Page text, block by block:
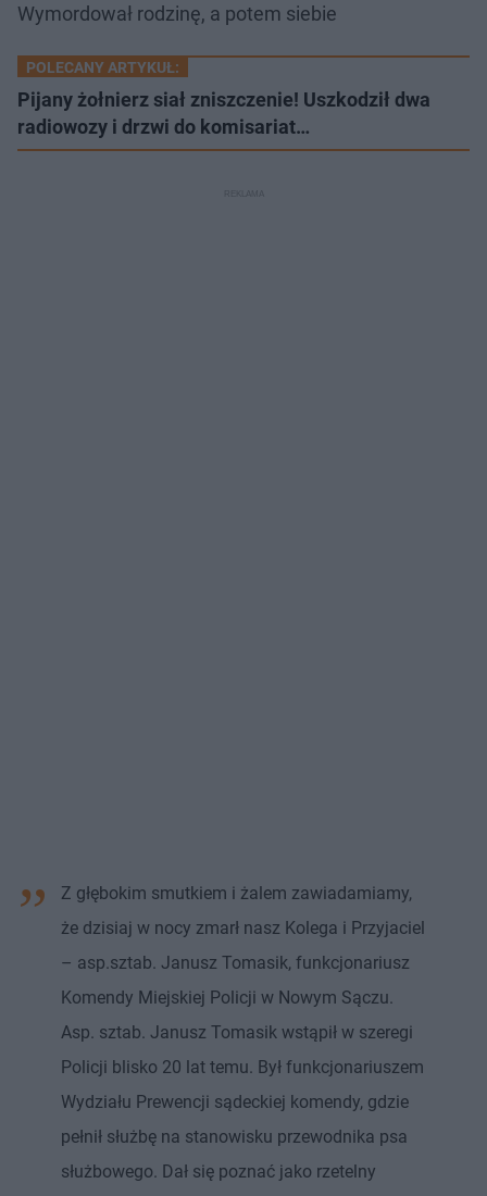
Wymordował rodzinę, a potem siebie
POLECANY ARTYKUŁ:
Pijany żołnierz siał zniszczenie! Uszkodził dwa
radiowozy i drzwi do komisariat…
Z głębokim smutkiem i żalem zawiadamiamy,
że dzisiaj w nocy zmarł nasz Kolega i Przyjaciel
– asp.sztab. Janusz Tomasik, funkcjonariusz
Komendy Miejskiej Policji w Nowym Sączu.
Asp. sztab. Janusz Tomasik wstąpił w szeregi
Policji blisko 20 lat temu. Był funkcjonariuszem
Wydziału Prewencji sądeckiej komendy, gdzie
pełnił służbę na stanowisku przewodnika psa
służbowego. Dał się poznać jako rzetelny